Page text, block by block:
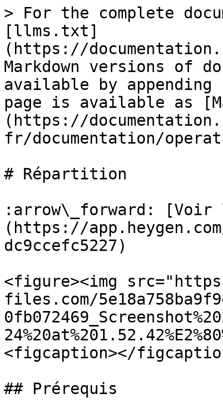
> For the complete
[llms.txt]
(https://
Markdown versions of
available by
page is available as
(https://
fr/documentation/
# Répartition
:arrow\_forward:
(https://app.heygen.com/
dc9ccefc5227)
<figure><img
files.com/
<figcaption></
## Prérequis